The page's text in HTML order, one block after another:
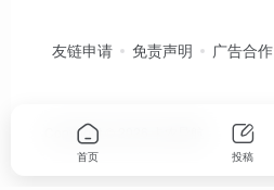
友链申请 免责声明 广告合作
Copyright © 2026
首页 投稿